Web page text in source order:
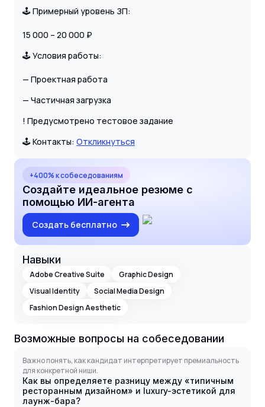
🕹 Примерный уровень ЗП:
15 000 – 20 000 ₽
🕹 Условия работы:
— Проектная работа
— Частичная загрузка
! Предусмотрено тестовое задание
🕹 Контакты: Откликнуться
+400% к собеседованиям
Создайте идеальное резюме с
помощью ИИ-агента
Создать бесплатно
Навыки
Adobe Creative Suite
Graphic Design
Visual Identity
Social Media Design
Fashion Design Aesthetic
Возможные вопросы на собеседовании
Важно понять, как кандидат интерпретирует премиальность
для конкретной ниши.
Как вы определяете разницу между «типичным
ресторанным дизайном» и luxury-эстетикой для
лаунж-бара?